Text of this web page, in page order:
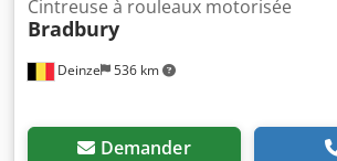
Deinze 536 km
Cintreuse à rouleaux motorisée
Bradbury
Demander